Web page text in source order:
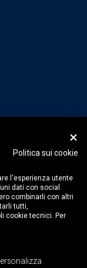
Politica sui cookie
l'esperienza utente
dati con social
combinarli con altri
tutti,
cookie tecnici. Per